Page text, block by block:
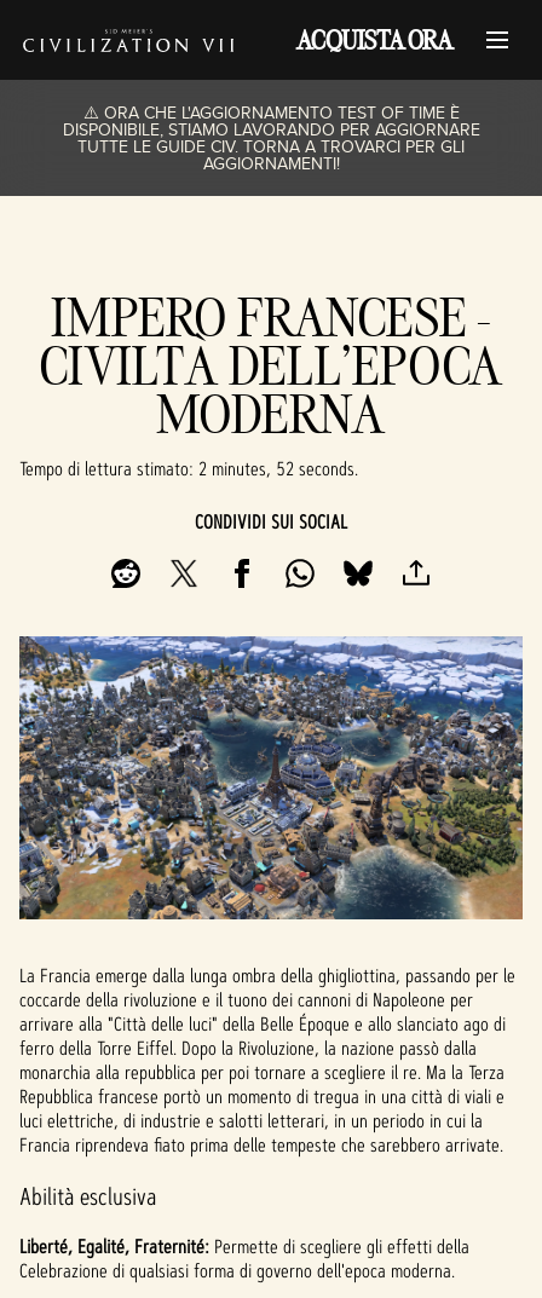
ACQUISTA ORA
⚠️ ORA CHE L'AGGIORNAMENTO TEST OF TIME È
DISPONIBILE, STIAMO LAVORANDO PER AGGIORNARE
TUTTE LE GUIDE CIV. TORNA A TROVARCI PER GLI
AGGIORNAMENTI!
IMPERO FRANCESE -
CIVILTÀ DELL'EPOCA
MODERNA
Tempo di lettura stimato 2 minutes, 52 seconds
CONDIVIDI SUI SOCIAL
La Francia emerge dalla lunga ombra della ghigliottina, passando per le
coccarde della rivoluzione e il tuono dei cannoni di Napoleone per
arrivare alla "Città delle luci" della Belle Époque e allo slanciato ago di
ferro della Torre Eiffel. Dopo la Rivoluzione, la nazione passò dalla
monarchia alla repubblica per poi tornare a scegliere il re. Ma la Terza
Repubblica francese portò un momento di tregua in una città di viali e
luci elettriche, di industrie e salotti letterari, in un periodo in cui la
Francia riprendeva fiato prima delle tempeste che sarebbero arrivate.
Abilità esclusiva
Liberté, Egalité, Fraternité: Permette di scegliere gli effetti della
Celebrazione di qualsiasi forma di governo dell'epoca moderna.